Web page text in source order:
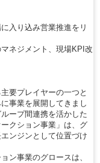
入り込み営業推進をリ
ネジメント、現場KPI改
要プレイヤーの一つと
事業を展開してきまし
ープ間連携を活かした
クション事業」は、グ
ンジンとして位置づけ
ン事業のグロースは、